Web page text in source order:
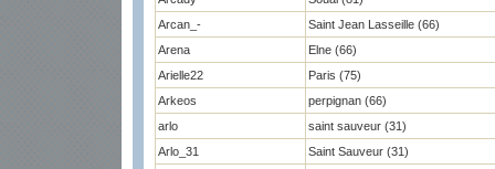
Arcan_-
Saint Jean Lasseille (66)
Arena
Elne (66)
Arielle22
Paris (75)
Arkeos
perpignan (66)
arlo
saint sauveur (31)
Arlo_31
Saint Sauveur (31)